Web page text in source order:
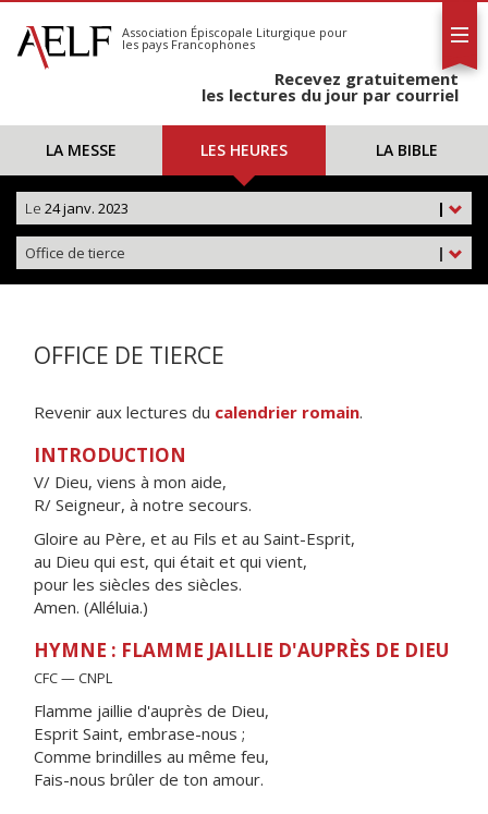
S'abonner
Calendrier
Association Épiscopale Liturgique pour
les pays Francophones
Recevez gratuitement
les lectures du jour par courriel
LA MESSE LES HEURES LA BIBLE
|
Le 24 janv. 2023
|
Office de tierce
OFFICE DE TIERCE
Revenir aux lectures du calendrier romain.
INTRODUCTION
V/ Dieu, viens à mon aide,
R/ Seigneur, à notre secours.
Gloire au Père, et au Fils et au Saint-Esprit,
au Dieu qui est, qui était et qui vient,
pour les siècles des siècles.
Amen. (Alléluia.)
HYMNE : FLAMME JAILLIE D'AUPRÈS DE DIEU
CFC — CNPL
Flamme jaillie d'auprès de Dieu,
Esprit Saint, embrase-nous ;
Comme brindilles au même feu,
Fais-nous brûler de ton amour.